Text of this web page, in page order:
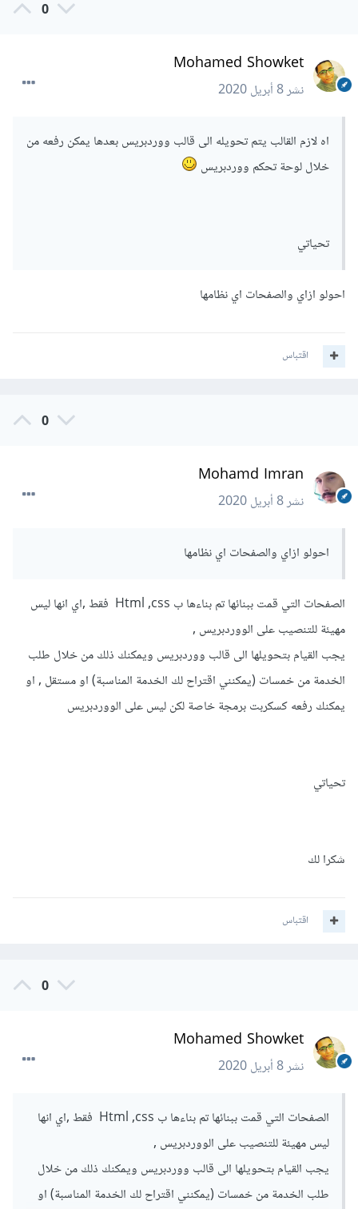
0
Mohamed Showket
نشر8 أبريل 2020
اه لازم القالب يتم تحويله الى قالب ووردبريس بعدها يمكن رفعه من
خلال لوحة تحكم ووردبريس
تحياتي
احولو ازاي والصفحات اي نظامها
اقتباس
0
Mohamd Imran
نشر8 أبريل 2020
احولو ازاي والصفحات اي نظامها
الصفحات التي قمت ببنائها تم بناءها ب Html ,css فقط ,اي انها ليس
مهيئة للتنصيب على الووردبريس ,
يجب القيام بتحويلها الى قالب ووردبريس ويمكنك ذلك من خلال طلب
الخدمة من خمسات (يمكنني اقتراح لك الخدمة المناسبة) او مستقل , او
يمكنك رفعه كسكربت برمجة خاصة لكن ليس على الووردبريس
تحياتي
شكرا لك
اقتباس
0
Mohamed Showket
نشر8 أبريل 2020
الصفحات التي قمت ببنائها تم بناءها ب Html ,css فقط ,اي انها
ليس مهيئة للتنصيب على الووردبريس ,
يجب القيام بتحويلها الى قالب ووردبريس ويمكنك ذلك من خلال
طلب الخدمة من خمسات (يمكنني اقتراح لك الخدمة المناسبة) او